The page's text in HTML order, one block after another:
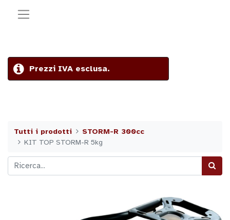
Prezzi IVA esclusa.
Tutti i prodotti
STORM-R 300cc
KIT TOP STORM-R 5kg